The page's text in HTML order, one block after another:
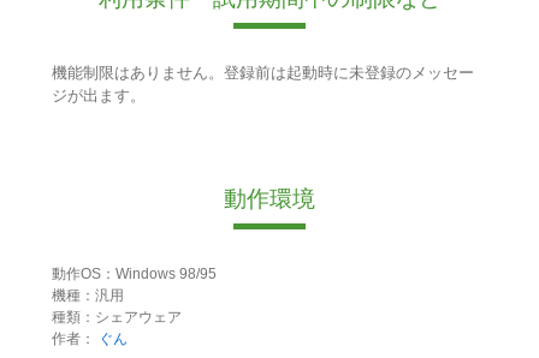
機能制限はありません。登録前は起動時に未登録のメッセー
ジが出ます。
動作環境
動作OS：Windows 98/95
機種：汎用
種類：シェアウェア
作者：
ぐん